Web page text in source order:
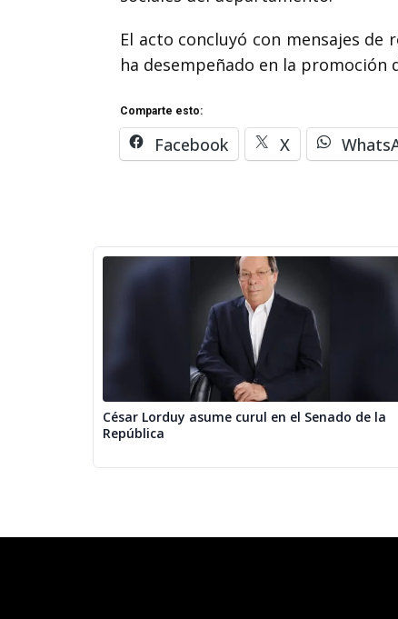
El acto concluyó con mensajes
ha desempeñado en la
Comparte esto:
Facebook X
César Lorduy asume curul en el Senado de la
República